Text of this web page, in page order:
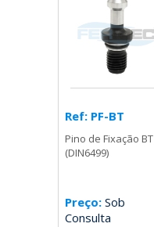
Ref: PF-BT
Pino de Fixação BT
(DIN6499)
Preço: Sob
Consulta